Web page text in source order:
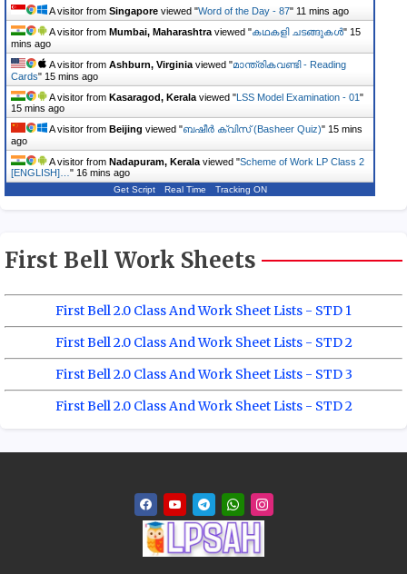
A visitor from Singapore viewed "Word of the Day - 87" 11 mins ago
A visitor from Mumbai, Maharashtra viewed "കഥകളി ചടങ്ങുകൾ" 15
mins ago
A visitor from Ashburn, Virginia viewed "മാന്ത്രികവണ്ടി - Reading
Cards" 15 mins ago
A visitor from Kasaragod, Kerala viewed " LSS Model Examination - 01 "
15 mins ago
A visitor from Beijing viewed "ബഷീർ ക്വിസ് (Basheer Quiz)" 15 mins
ago
A visitor from Nadapuram, Kerala viewed "Scheme of Work LP Class 2
[ENGLISH]… " 16 mins ago
Get Script Real Time Tracking ON
First Bell Work Sheets
First Bell 2.0 Class And Work Sheet Lists - STD 1
First Bell 2.0 Class And Work Sheet Lists - STD 2
First Bell 2.0 Class And Work Sheet Lists - STD 3
First Bell 2.0 Class And Work Sheet Lists - STD 2